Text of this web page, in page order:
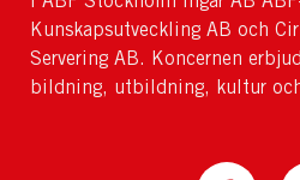
Kunskapsutveckling AB och
Servering AB. Koncernen
bildning, utbildning, kultur